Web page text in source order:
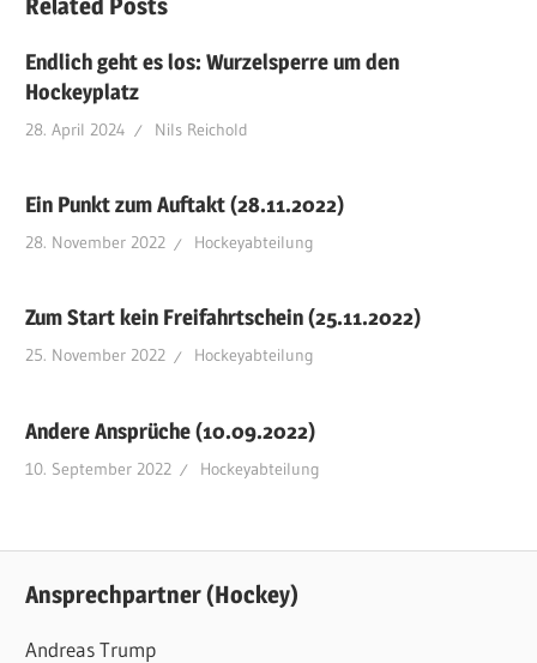
Related Posts
Endlich geht es los: Wurzelsperre um den
Hockeyplatz
28. April 2024 Nils Reichold
Ein Punkt zum Auftakt (28.11.2022)
28. November 2022 Hockeyabteilung
Zum Start kein Freifahrtschein (25.11.2022)
25. November 2022 Hockeyabteilung
Andere Ansprüche (10.09.2022)
10. September 2022 Hockeyabteilung
Ansprechpartner (Hockey)
Andreas Trump